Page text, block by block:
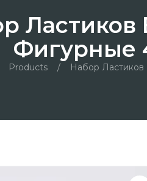
Ластиков
Фигурные
Products / Набор